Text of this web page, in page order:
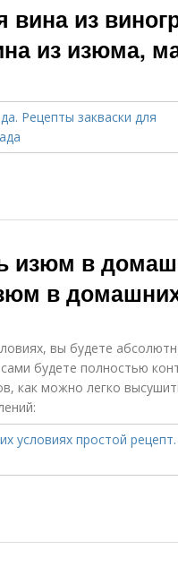
сухофруктов
вина из
из изюма,
изюм в
в
вы будете
будете полностью
как можно легко